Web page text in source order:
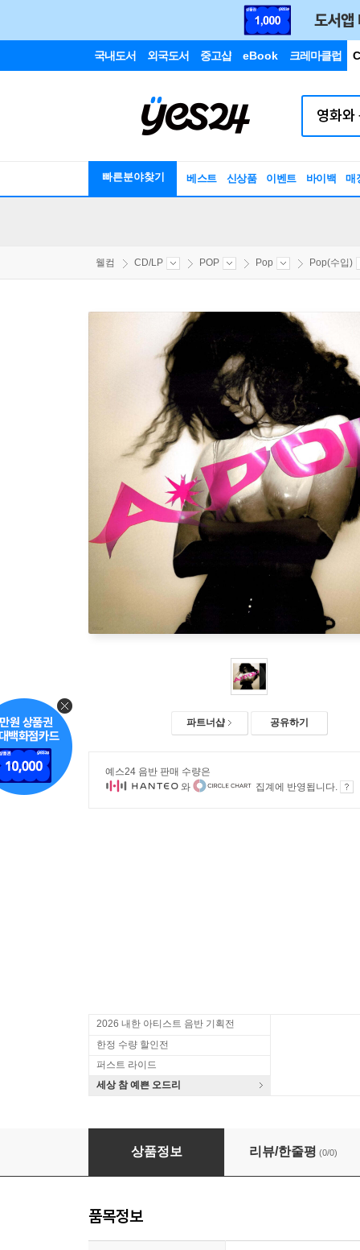
국내도서 외국도서 중고샵 eBook 크레마클럽
빠른분야찾기 베스트 신상품 이벤트 바이백 매
웰컴 CD/LP POP Pop Pop(수입)
파트너샵 공유하기
예스24 음반 판매 수량은
와
집계에 반영됩니다.
2026 내한 아티스트 음반 기획전
한정 수량 할인전
퍼스트 라이드
세상 참 예쁜 오드리
Tyla (타일라) - A*POP [LP]
상품정보 리뷰/한줄평 (0/0)
품목정보